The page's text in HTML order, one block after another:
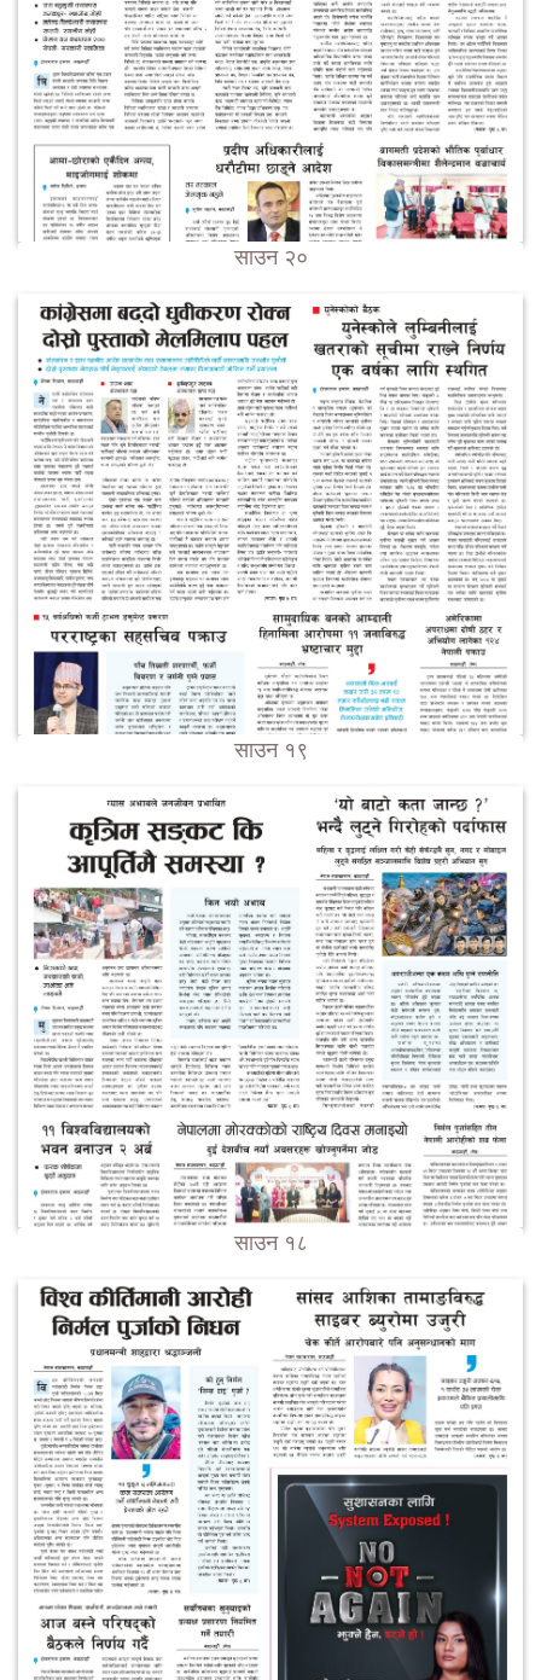
साउन २०
साउन १९
साउन १८